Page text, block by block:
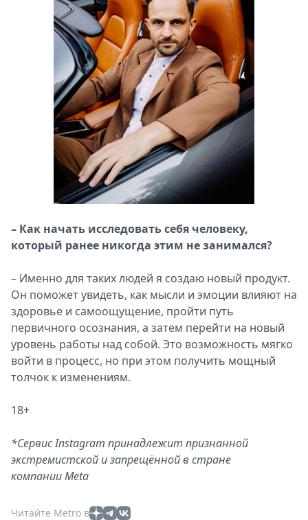
– Как начать исследовать себя человеку,
который ранее никогда этим не занимался?
– Именно для таких людей я создаю новый продукт.
Он поможет увидеть, как мысли и эмоции влияют на
здоровье и самоощущение, пройти путь
первичного осознания, а затем перейти на новый
уровень работы над собой. Это возможность мягко
войти в процесс, но при этом получить мощный
толчок к изменениям.
18+
*Сервис Instagram принадлежит признанной
экстремистской и запрещённой в стране
компании Meta
Читайте Metro в